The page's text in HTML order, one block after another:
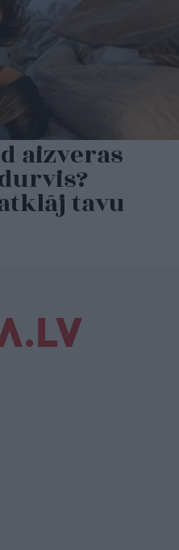
aizveras
tavu